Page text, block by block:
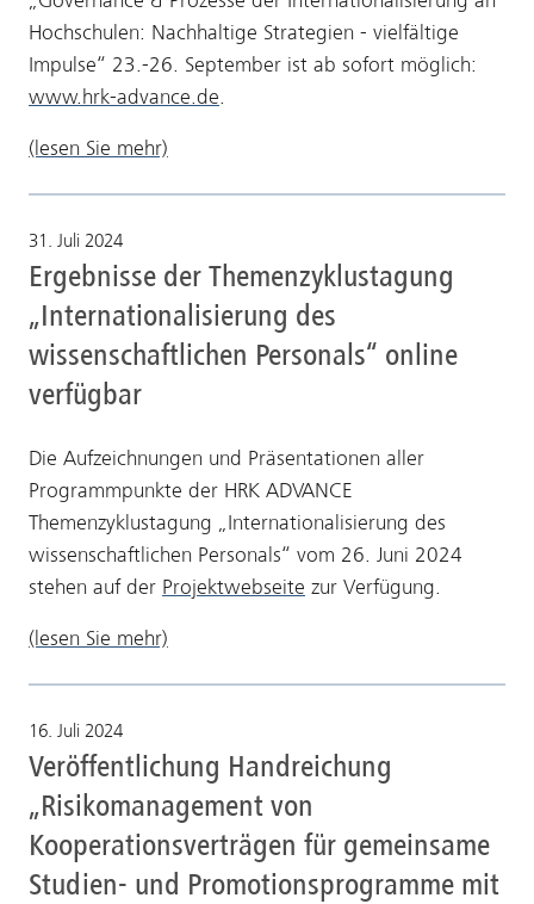
Hochschulen: Nachhaltige Strategien - vielfältige
Impulse“ 23.-26. September ist ab sofort möglich:
www.hrk-advance.de.
(lesen Sie mehr)
31. Juli 2024
Ergebnisse der Themenzyklustagung
„Internationalisierung des
wissenschaftlichen Personals“ online
verfügbar
Die Aufzeichnungen und Präsentationen aller
Programmpunkte der HRK ADVANCE
Themenzyklustagung „Internationalisierung des
wissenschaftlichen Personals“ vom 26. Juni 2024
stehen auf der Projektwebseite zur Verfügung.
(lesen Sie mehr)
16. Juli 2024
Veröffentlichung Handreichung
„Risikomanagement von
Kooperationsverträgen für gemeinsame
Studien- und Promotionsprogramme mit